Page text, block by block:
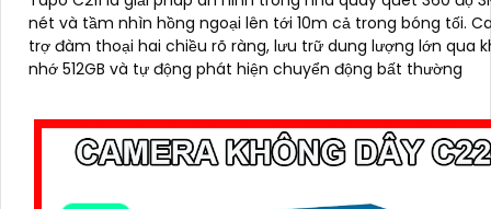
nét và tầm nhìn hồng ngoại lên tới 10m cả trong bóng tối. Camera hỗ
trợ đàm thoại hai chiều rõ ràng, lưu trữ dung lượng lớn qua
nhớ 512GB và tự động phát hiện chuyển động bất thường